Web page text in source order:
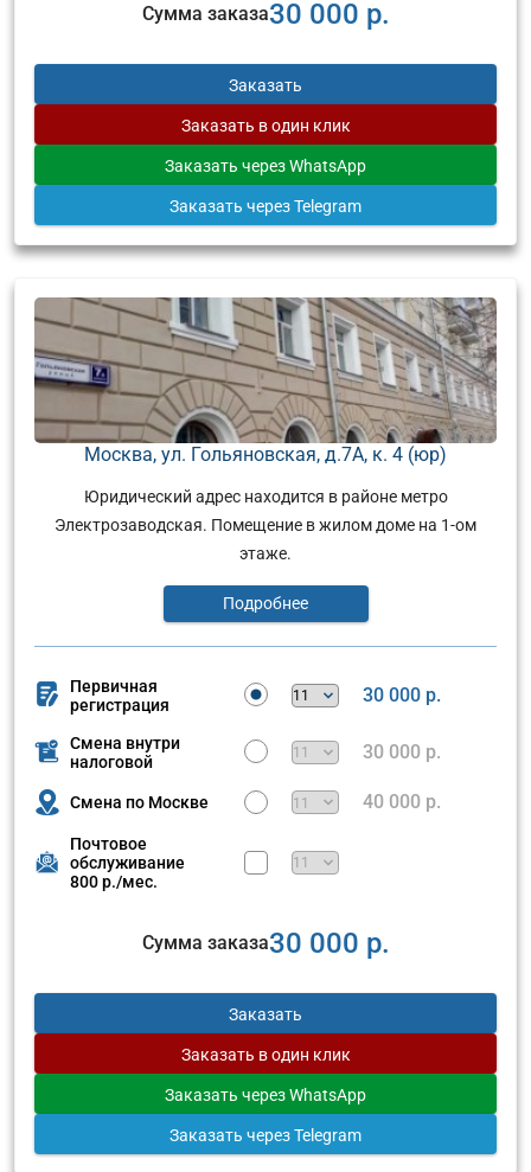
Сумма заказа30 000 р.
Заказать
Заказать в один клик
Заказать через WhatsApp
Заказать через Telegram
Москва, ул. Гольяновская, д.7А, к. 4 (юр)
Юридический адрес находится в районе метро
Электрозаводская. Помещение в жилом доме на 1-ом
этаже.
Подробнее
Первичная
регистрация
30 000 р.
Смена внутри
налоговой
30 000 р.
Смена по Москве 40 000 р.
Почтовое
обслуживание
800 р./мес.
Сумма заказа30 000 р.
Заказать
Заказать в один клик
Заказать через WhatsApp
Заказать через Telegram